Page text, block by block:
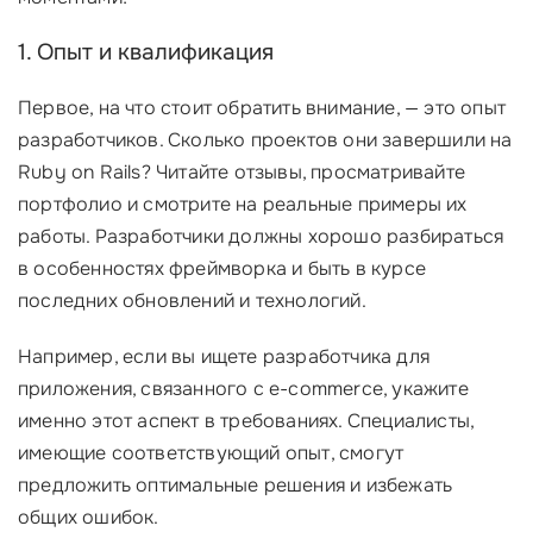
1. Опыт и квалификация
Первое, на что стоит обратить внимание, — это опыт
разработчиков. Сколько проектов они завершили на
Ruby on Rails? Читайте отзывы, просматривайте
портфолио и смотрите на реальные примеры их
работы. Разработчики должны хорошо разбираться
в особенностях фреймворка и быть в курсе
последних обновлений и технологий.
Например, если вы ищете разработчика для
приложения, связанного с e-commerce, укажите
именно этот аспект в требованиях. Специалисты,
имеющие соответствующий опыт, смогут
предложить оптимальные решения и избежать
общих ошибок.